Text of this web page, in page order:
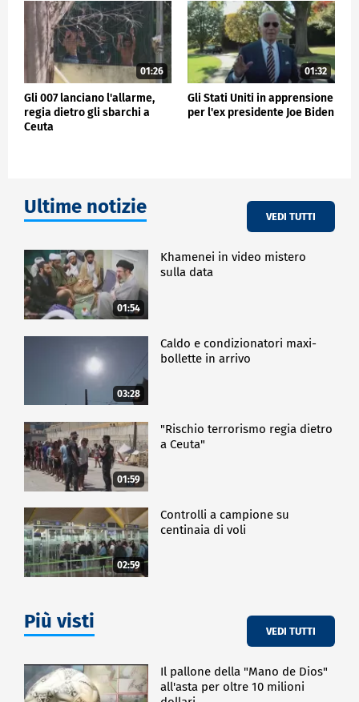
01:26
Gli 007 lanciano l'allarme,
regia dietro gli sbarchi a
Ceuta
01:32
Gli Stati Uniti in apprensione
per l'ex presidente Joe Biden
Ultime notizie VEDI TUTTI
01:54
Khamenei in video mistero
sulla data
03:28
Caldo e condizionatori maxi-
bollette in arrivo
01:59
"Rischio terrorismo regia dietro
a Ceuta"
02:59
Controlli a campione su
centinaia di voli
Più visti VEDI TUTTI
Il pallone della "Mano de Dios"
all'asta per oltre 10 milioni